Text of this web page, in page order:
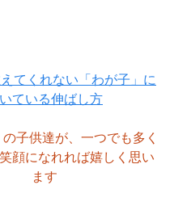
てくれない「わが子」に
ている伸ばし方
子供達が、一つでも多く
顔になれれば嬉しく思い
ます